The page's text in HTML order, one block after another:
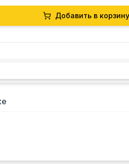
Добавить в корзину